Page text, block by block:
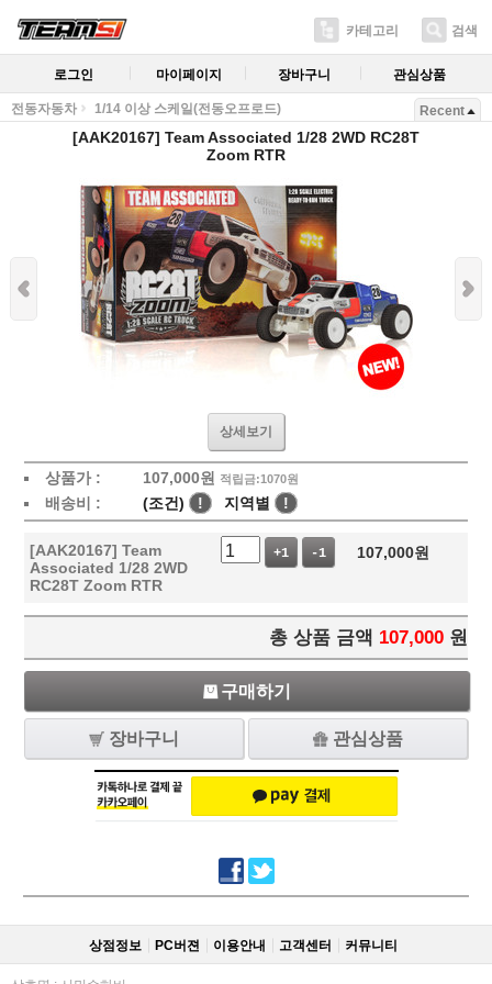
카테고리 검색
로그인 마이페이지 장바구니 관심상품
전동자동차 1/14 이상 스케일(전동오프로드) Recent
[AAK20167] Team Associated 1/28 2WD RC28T
Zoom RTR
상세보기
상품가 : 107,000원 적립금:1070원
배송비 : (조건) ! 지역별 !
[AAK20167] Team
Associated 1/28 2WD
RC28T Zoom RTR
+1 -1 107,000원
총 상품 금액 107,000 원
구매하기
장바구니 관심상품
상점정보 PC버젼 이용안내 고객센터 커뮤니티